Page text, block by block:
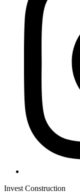
Invest Construction